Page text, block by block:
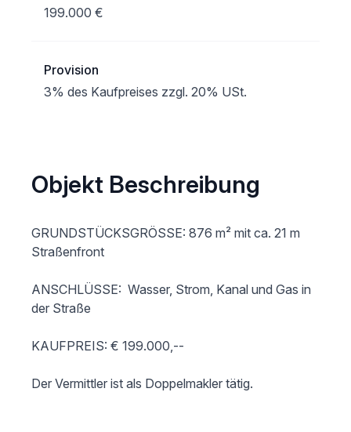
199.000 €
Provision
3% des Kaufpreises zzgl. 20% USt.
Objekt Beschreibung
GRUNDSTÜCKSGRÖSSE: 876 m² mit ca. 21 m
Straßenfront
ANSCHLÜSSE:  Wasser, Strom, Kanal und Gas in
der Straße
KAUFPREIS: € 199.000,--